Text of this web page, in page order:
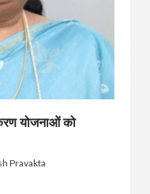
योजनाओं को
Pravakta